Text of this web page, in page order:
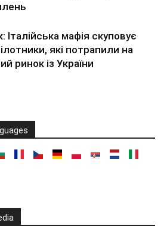
Італійська мафія скуповує
які потрапили на
ринок із України